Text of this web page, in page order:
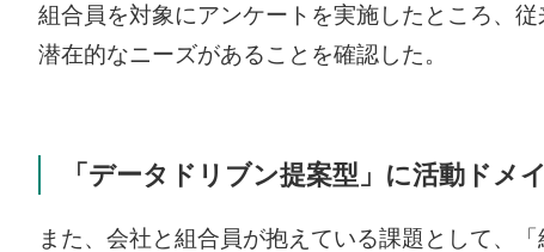
組合員を対象にアンケートを実施したところ、
潜在的なニーズがあることを確認した。
「データドリブン提案型」に活動ドメ
また、会社と組合員が抱えている課題として、